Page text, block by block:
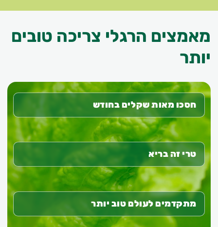
מאמצים הרגלי צריכה טובים
יותר
חסכו מאות שקלים בחודש
טרי זה בריא
מתקדמים לעולם טוב יותר